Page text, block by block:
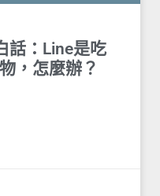
話：Line是吃
，怎麼辦？